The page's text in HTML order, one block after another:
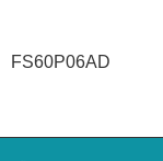
FS60P06AD